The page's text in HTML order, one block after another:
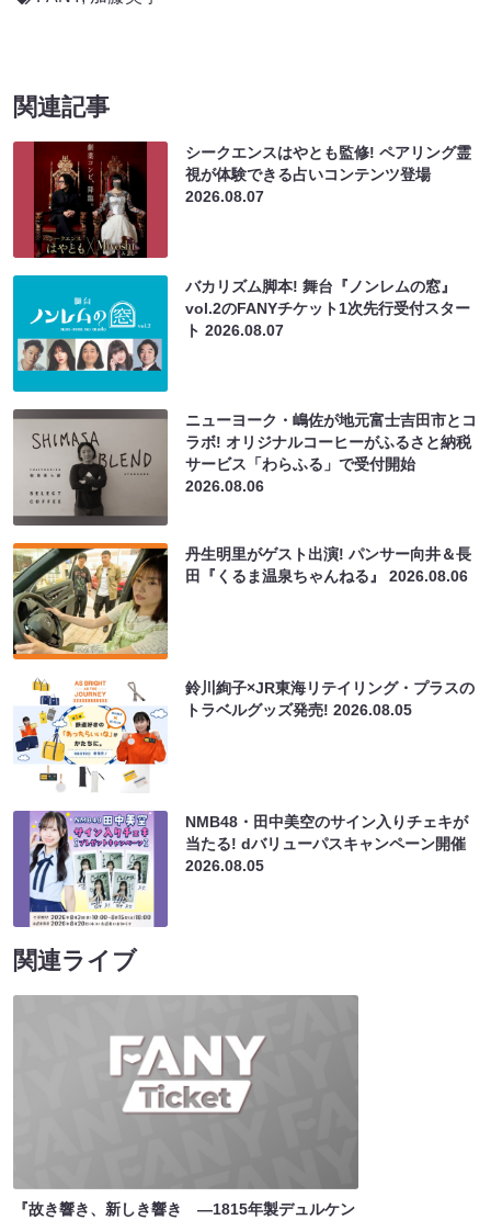
関連記事
シークエンスはやとも監修! ペアリング霊
視が体験できる占いコンテンツ登場
2026.08.07
バカリズム脚本! 舞台『ノンレムの窓』
vol.2のFANYチケット1次先行受付スター
ト2026.08.07
ニューヨーク・嶋佐が地元富士吉田市とコ
ラボ! オリジナルコーヒーがふるさと納税
サービス「わらふる」で受付開始
2026.08.06
丹生明里がゲスト出演! パンサー向井＆長
田『くるま温泉ちゃんねる』2026.08.06
鈴川絢子×JR東海リテイリング・プラスの
トラベルグッズ発売!2026.08.05
NMB48・田中美空のサイン入りチェキが
当たる! dバリューパスキャンペーン開催
2026.08.05
関連ライブ
『故き響き、新しき響き ―1815年製デュルケン